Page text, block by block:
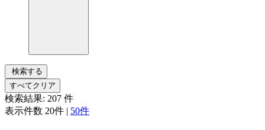
検索する
すべてクリア
検索結果: 207 件
表示件数 20件 | 50件